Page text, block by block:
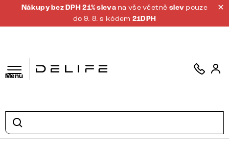
Nákupy bez DPH 21% sleva na vše včetněslev pouze
do 9. 8. s kódem 21DPH
Menu